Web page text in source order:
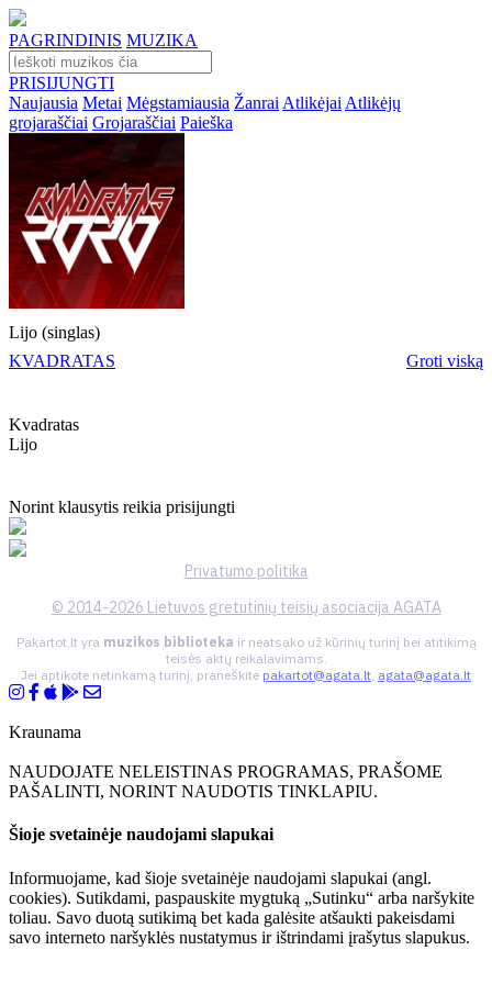
PAGRINDINIS MUZIKA
PRISIJUNGTI
Naujausia Metai Mėgstamiausia Žanrai Atlikėjai Atlikėjų
grojaraščiai Grojaraščiai Paieška
Lijo (singlas)
KVADRATAS
Groti viską
Kvadratas
Lijo
Norint klausytis reikia prisijungti
Privatumo politika
© 2014-2026 Lietuvos gretutinių teisių asociacija AGATA
Pakartot.lt yra muzikos biblioteka ir neatsako už kūrinių turinį bei atitikimą
teisės aktų reikalavimams.
Jei aptikote netinkamą turinį, praneškite pakartot@agata.lt, agata@agata.lt
Kraunama
NAUDOJATE NELEISTINAS PROGRAMAS, PRAŠOME
PAŠALINTI, NORINT NAUDOTIS TINKLAPIU.
Šioje svetainėje naudojami slapukai
Informuojame, kad šioje svetainėje naudojami slapukai (angl.
cookies). Sutikdami, paspauskite mygtuką „Sutinku“ arba naršykite
toliau. Savo duotą sutikimą bet kada galėsite atšaukti pakeisdami
savo interneto naršyklės nustatymus ir ištrindami įrašytus slapukus.